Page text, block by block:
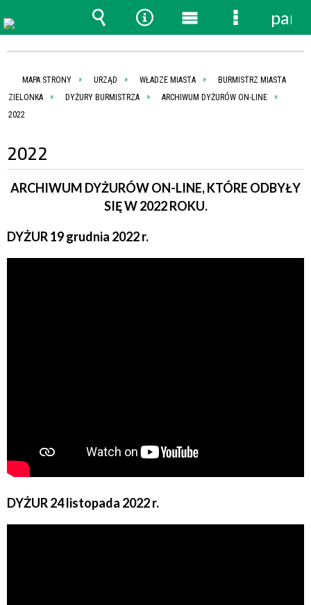
MAPA STRONY URZĄD WŁADZE MIASTA
BURMISTRZ MIASTA
ZIELONKA
DYŻURY BURMISTRZA
ARCHIWUM DYŻURÓW ON-LINE
2022
2022
ARCHIWUM DYŻURÓW ON-LINE, KTÓRE ODBYŁY
SIĘ W 2022 ROKU.
DYŻUR 19 grudnia 2022 r.
DYŻUR 24 listopada 2022 r.
Wyszukiwarka
Narzędzia
Menu
główne
Menu